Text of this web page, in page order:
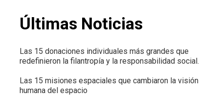
Últimas Noticias
Las 15 donaciones individuales más grandes que
redefinieron la filantropía y la responsabilidad social.
Las 15 misiones espaciales que cambiaron la visión
humana del espacio